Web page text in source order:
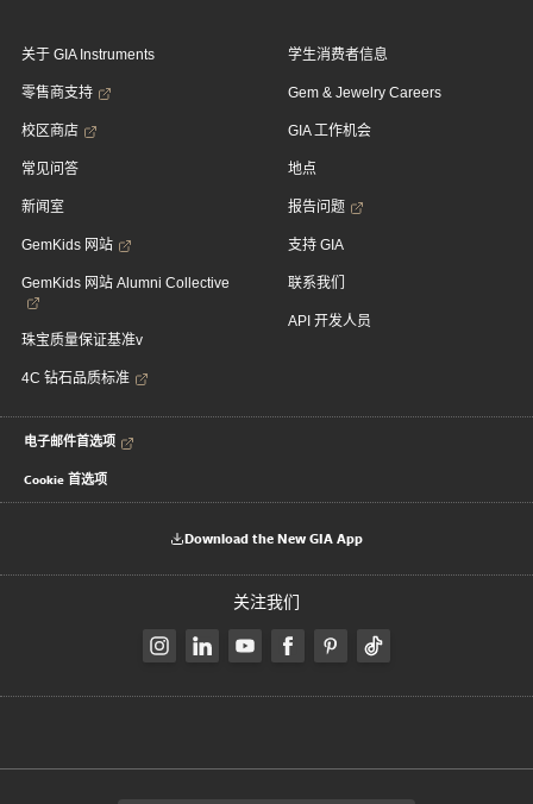
关于 GIA Instruments
零售商支持
校区商店
常见问答
新闻室
GemKids 网站
GemKids 网站 Alumni Collective
珠宝质量保证基准v
4C 钻石品质标准
学生消费者信息
Gem & Jewelry Careers
GIA 工作机会
地点
报告问题
支持 GIA
联系我们
API 开发人员
电子邮件首选项
Cookie 首选项
Download the New GIA App
关注我们